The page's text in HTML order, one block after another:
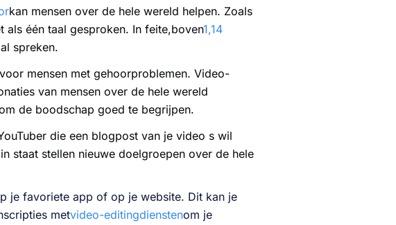
kan mensen over de hele wereld helpen. Zoals
één taal gesproken. In feite,boven1,14
spreken.
mensen met gehoorproblemen. Video-
van mensen over de hele wereld
de boodschap goed te begrijpen.
die een blogpost van je video s wil
staat stellen nieuwe doelgroepen over de hele
je favoriete app of op je website. Dit kan je
metvideo-editingdienstenom je